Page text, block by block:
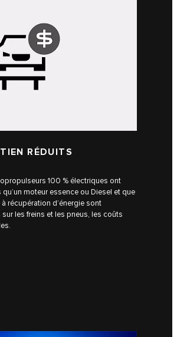
RÉDUITS
100 % électriques ont
moteur essence ou Diesel et que
récupération d’énergie sont
les freins et les pneus, les coûts